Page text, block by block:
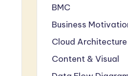
BMC
Business
Cloud
Content & Visual